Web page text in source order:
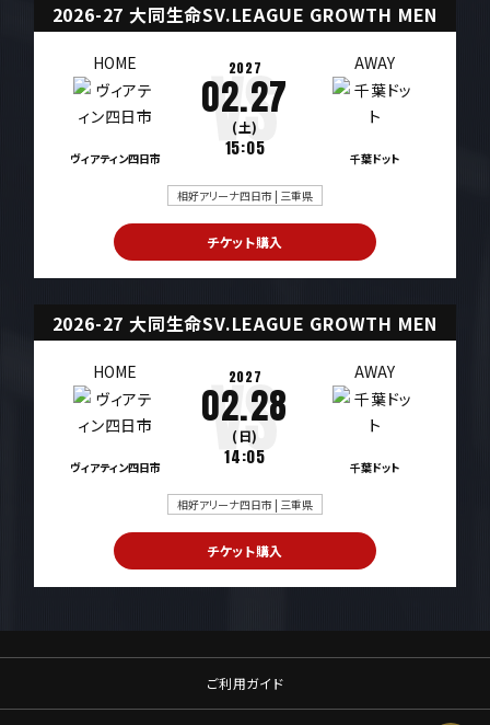
2026-27 大同生命SV.LEAGUE GROWTH MEN
HOME
ヴィアティン四日市
2027
02.27
(土)
15:05
AWAY
千葉ドット
相好アリーナ四日市 | 三重県
チケット購入
2026-27 大同生命SV.LEAGUE GROWTH MEN
HOME
ヴィアティン四日市
2027
02.28
(日)
14:05
AWAY
千葉ドット
相好アリーナ四日市 | 三重県
チケット購入
ご利用ガイド